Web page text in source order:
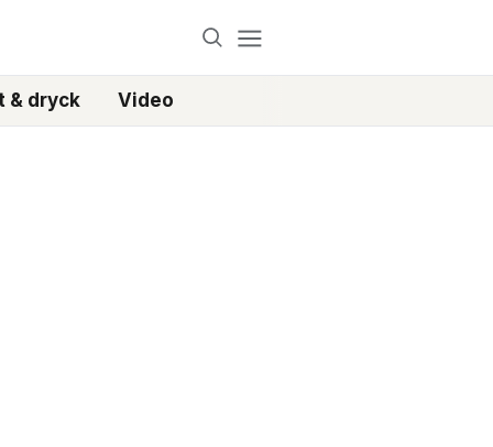
& dryck Video